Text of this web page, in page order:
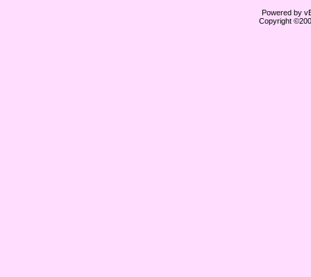
Powered by
Copyright